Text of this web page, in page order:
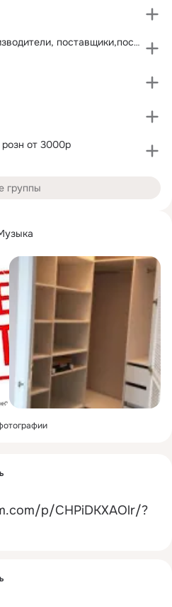
p/CHPiDKXAOlr/?
Рынок Садовод,Производители, поставщики,посредники
от 3000р
группы